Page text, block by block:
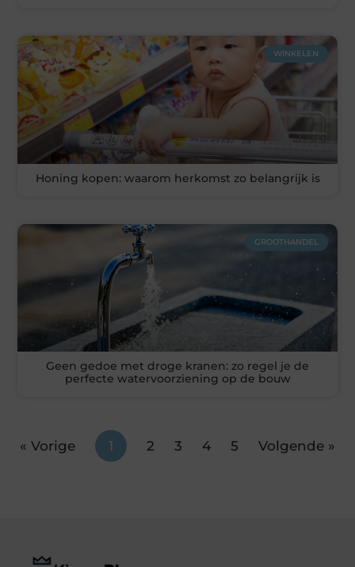
WINKELEN
Honing kopen: waarom herkomst zo belangrijk is
GROOTHANDEL
Geen gedoe met droge kranen: zo regel je de
perfecte watervoorziening op de bouw
« Vorige 1 2 3 4 5 Volgende »